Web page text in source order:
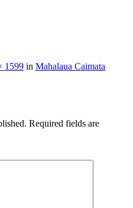
1599 in Mahalaua Caimata
Required fields are